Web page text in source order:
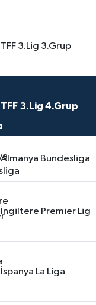
TFF 3.Lig 3.Grup
TFF 3.Lig 4.Grup
Almanya Bundesliga
İngiltere Premier Lig
İspanya La Liga